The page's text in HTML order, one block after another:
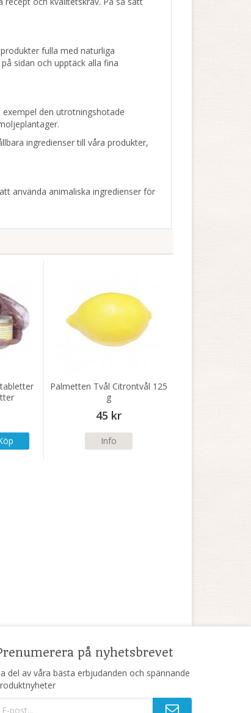
fulla med naturliga
sidan och upptäck alla fina
den utrotningshotade
ingredienser till våra produkter,
använda animaliska ingredienser för
Palmetten Tvål Citrontvål 125
g
45 kr
Info
på nyhetsbrevet
del av våra bästa erbjudanden och spännande